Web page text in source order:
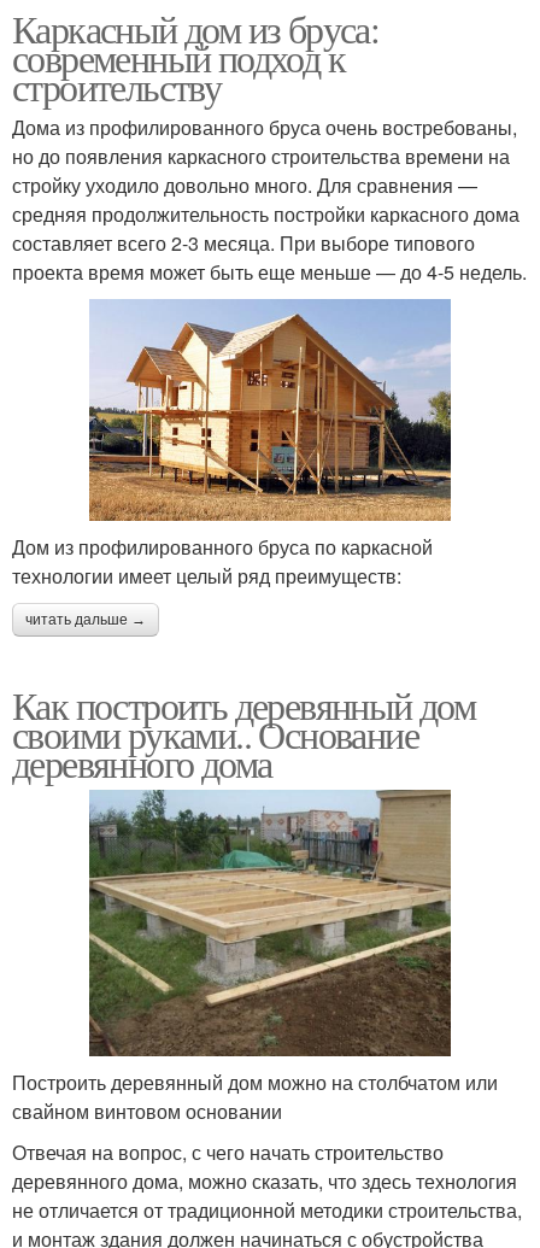
Каркасный дом из бруса:
современный подход к
строительству
Дома из профилированного бруса очень востребованы,
но до появления каркасного строительства времени на
стройку уходило довольно много. Для сравнения —
средняя продолжительность постройки каркасного дома
составляет всего 2-3 месяца. При выборе типового
проекта время может быть еще меньше — до 4-5 недель.
Дом из профилированного бруса по каркасной
технологии имеет целый ряд преимуществ:
читать дальше →
Как построить деревянный дом
своими руками.. Основание
деревянного дома
Построить деревянный дом можно на столбчатом или
свайном винтовом основании
Отвечая на вопрос, с чего начать строительство
деревянного дома, можно сказать, что здесь технология
не отличается от традиционной методики строительства,
и монтаж здания должен начинаться с обустройства